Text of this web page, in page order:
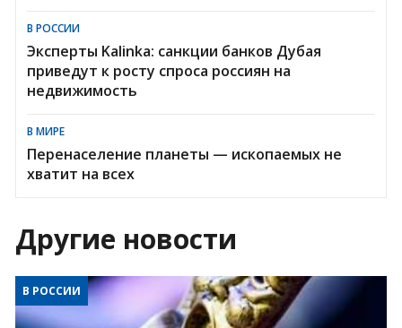
В РОССИИ
Эксперты Kalinka: санкции банков Дубая
приведут к росту спроса россиян на
недвижимость
В МИРЕ
Перенаселение планеты — ископаемых не
хватит на всех
Другие новости
В РОССИИ